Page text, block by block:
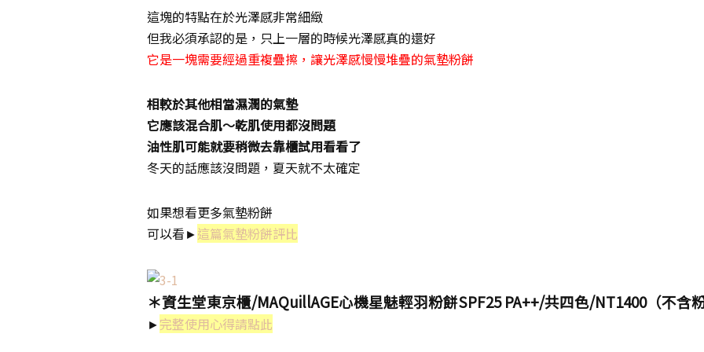
這塊的特點在於光澤感非常細緻
但我必須承認的是，只上一層的時候光澤感真的還好
它是一塊需要經過重複疊擦，讓光澤感慢慢堆疊的氣墊粉餅
相較於其他相當濕潤的氣墊
它應該混合肌～乾肌使用都沒問題
油性肌可能就要稍微去靠櫃試用看看了
冬天的話應該沒問題，夏天就不太確定
如果想看更多氣墊粉餅
可以看►這篇氣墊粉餅評比
＊資生堂東京櫃/MAQuillAGE心機星魅輕羽粉餅SPF25 PA++/共四色/NT1400（不含
►完整使用心得請點此